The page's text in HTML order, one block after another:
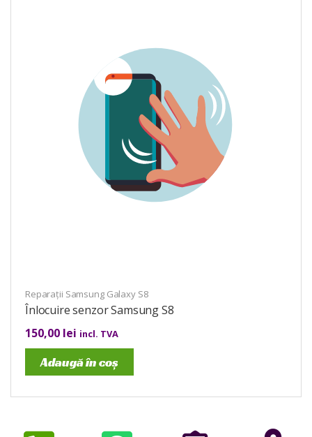
Reparații Samsung Galaxy S8
Înlocuire senzor Samsung S8
150,00 lei incl. TVA
Adaugă în coș